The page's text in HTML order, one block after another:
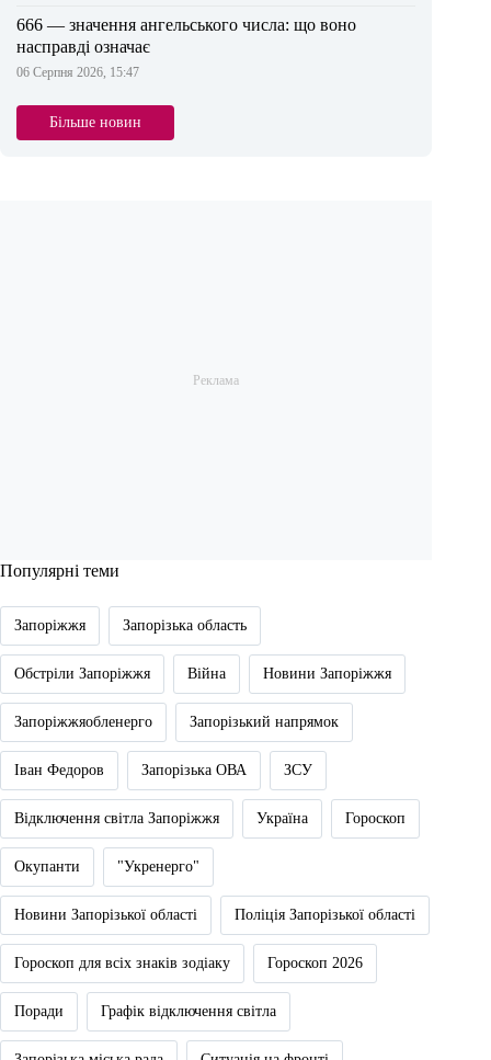
666 — значення ангельського числа: що воно
насправді означає
06 Серпня 2026, 15:47
Більше новин
Популярні теми
Запоріжжя Запорізька область
Обстріли Запоріжжя Війна Новини Запоріжжя
Запоріжжяобленерго Запорізький напрямок
Іван Федоров Запорізька ОВА ЗСУ
Відключення світла Запоріжжя Україна Гороскоп
Окупанти "Укренерго"
Новини Запорізької області Поліція Запорізької області
Гороскоп для всіх знаків зодіаку Гороскоп 2026
Поради Графік відключення світла